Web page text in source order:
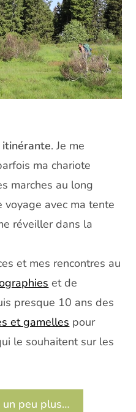
. Je me
ma chariote
marches au long
voyage avec ma tente
réveiller dans la
et mes rencontres au
et de
presque 10 ans des
et gamelles pour
le souhaitent sur les
un peu plus…